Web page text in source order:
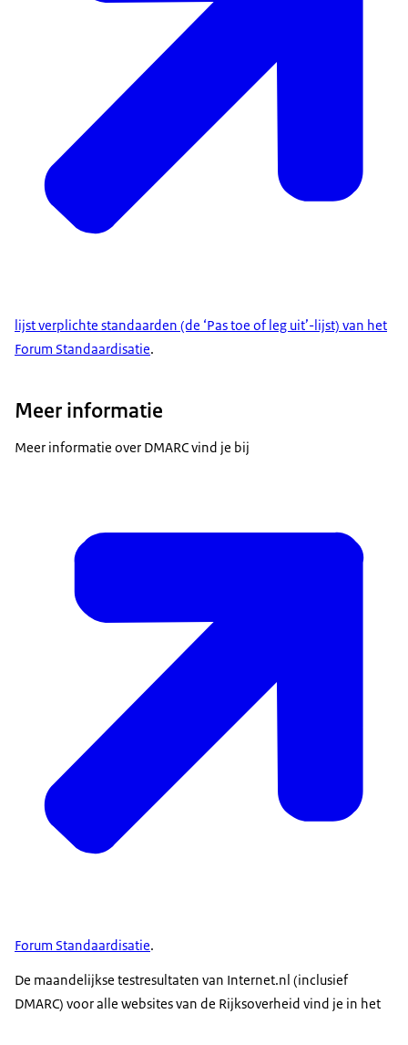
lijst verplichte standaarden (de ‘Pas toe of leg uit’-lijst) van het
Forum Standaardisatie.
Meer informatie
Meer informatie over DMARC vind je bij
Forum Standaardisatie.
De maandelijkse testresultaten van Internet.nl (inclusief
DMARC) voor alle websites van de Rijksoverheid vind je in het